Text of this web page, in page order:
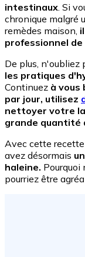
intestinaux . Si
chronique malgré
remèdes maison,
professionnel
De plus, n'oubliez
les pratiques
Continuez à vous
par jour, utilisez
nettoyer votre
grande quantité
Avec cette
avez désormais
haleine. Pourquoi
pourriez être